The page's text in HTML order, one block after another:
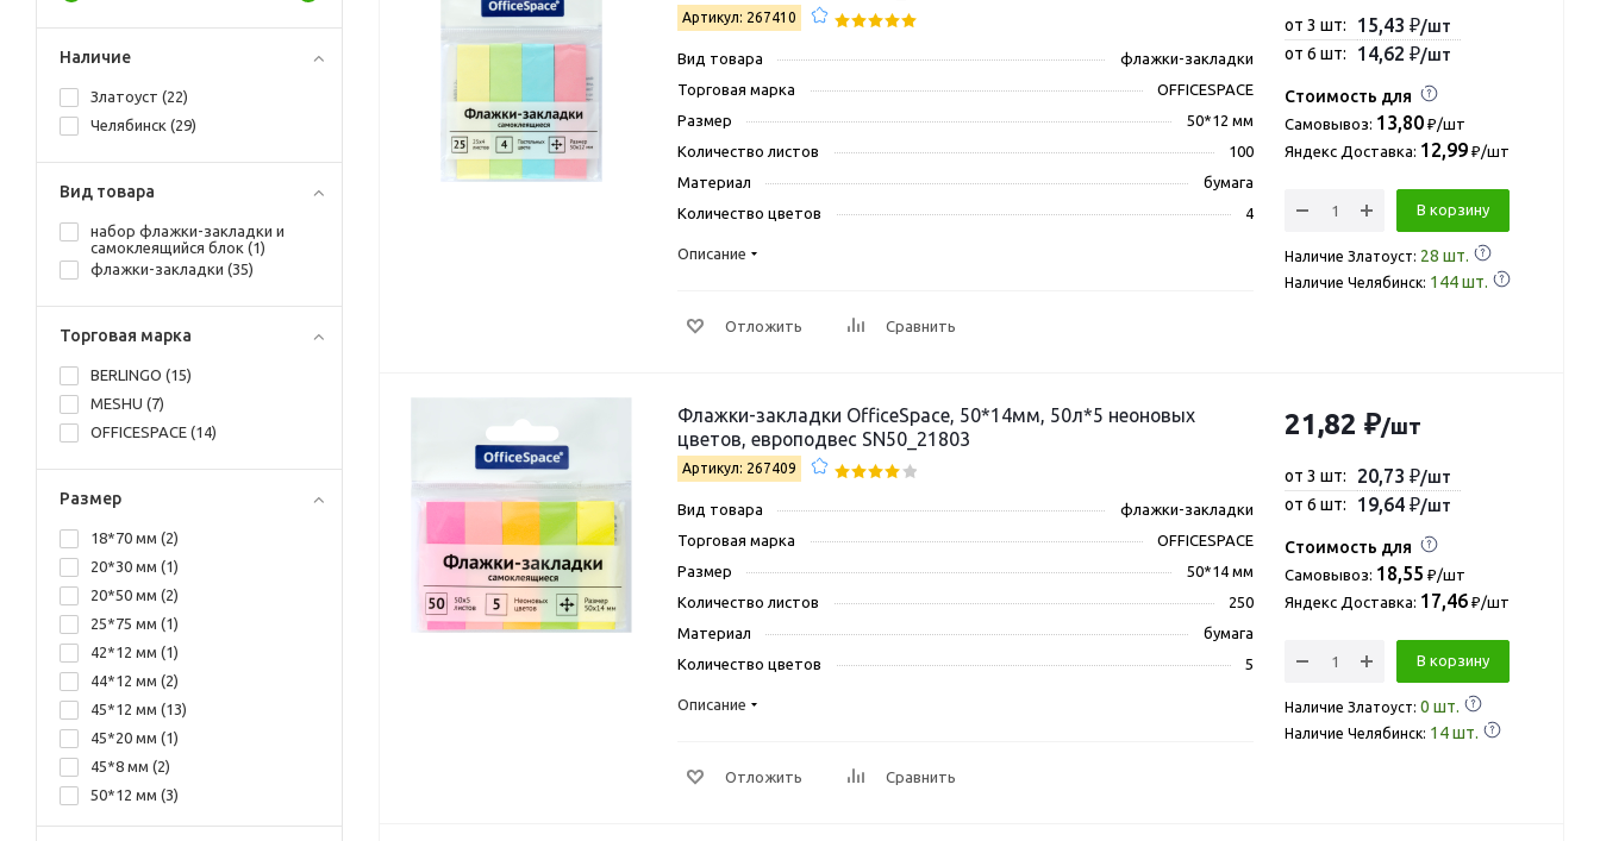
Артикул: 267410
Вид товара
флажки-закладки
Торговая марка
OFFICESPACE
Размер
50*12 мм
Количество листов
100
Материал
бумага
Количество цветов
4
Описание
Отложить Сравнить
от 3 шт: 15,43 ₽/шт
от 6 шт:
14,62 ₽/шт
Стоимость для
Самовывоз: 13,80 ₽/шт
Яндекс Доставка: 12,99 ₽/шт
В корзину
Наличие Златоуст: 28 шт.
Наличие Челябинск: 144шт.
Флажки-закладки OfficeSpace, 50*14мм, 50л*5 неоновых
цветов, европодвес SN50_21803
Артикул: 267409
Вид товара
флажки-закладки
Торговая марка
OFFICESPACE
Размер
50*14 мм
Количество листов
250
Материал
бумага
Количество цветов
5
Описание
Отложить Сравнить
21,82 ₽/шт
от 3 шт: 20,73 ₽/шт
от 6 шт:
19,64 ₽/шт
Стоимость для
Самовывоз: 18,55 ₽/шт
Яндекс Доставка: 17,46 ₽/шт
В корзину
Наличие Златоуст: 0 шт.
Наличие Челябинск: 14шт.
Наличие
Златоуст (22)
Челябинск (29)
Вид товара
набор флажки-закладки и
самоклеящийся блок (1)
флажки-закладки (35)
Торговая марка
BERLINGO (15)
MESHU (7)
OFFICESPACE (14)
Размер
18*70 мм (2)
20*30 мм (1)
20*50 мм (2)
25*75 мм (1)
42*12 мм (1)
44*12 мм (2)
45*12 мм (13)
45*20 мм (1)
45*8 мм (2)
50*12 мм (3)
50*14 мм (1)